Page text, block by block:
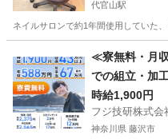
代官山駅
ネイルサロンで約1年間使用していた
代官山駅 椅子
≪寮無料・月
での組立・加
時給1,900円
フジ技研株式会
神奈川県 藤沢市